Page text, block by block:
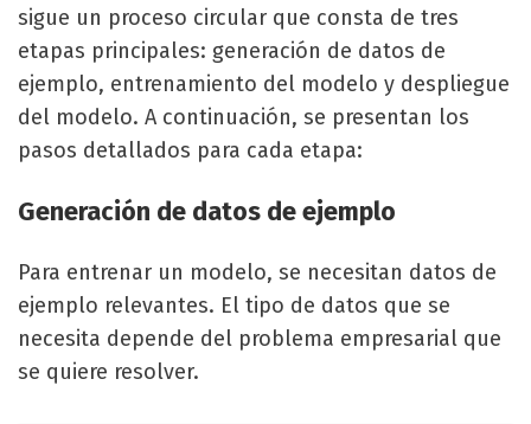
sigue un proceso circular que consta de tres
etapas principales: generación de datos de
ejemplo, entrenamiento del modelo y despliegue
del modelo. A continuación, se presentan los
pasos detallados para cada etapa:
Generación de datos de ejemplo
Para entrenar un modelo, se necesitan datos de
ejemplo relevantes. El tipo de datos que se
necesita depende del problema empresarial que
se quiere resolver.